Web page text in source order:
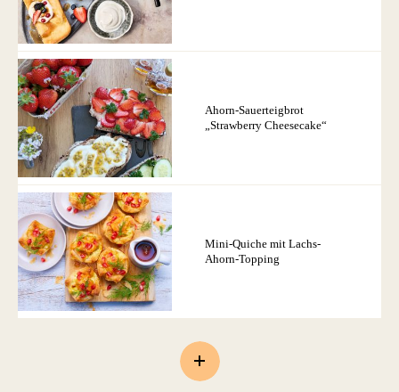
Ahorn-Sauerteigbrot
„Strawberry Cheesecake“
Mini-Quiche mit Lachs-
Ahorn-Topping